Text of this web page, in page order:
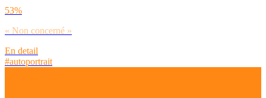
53%
« Non concerné »
En detail
#autoportrait